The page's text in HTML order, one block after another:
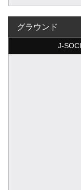
グラウンド
J-